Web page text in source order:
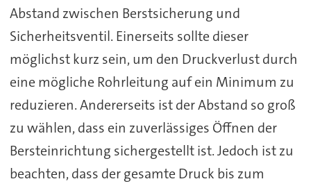
Abstand zwischen Berstsicherung und
Sicherheitsventil. Einerseits sollte dieser
möglichst kurz sein, um den Druckverlust durch
eine mögliche Rohrleitung auf ein Minimum zu
reduzieren. Andererseits ist der Abstand so groß
zu wählen, dass ein zuverlässiges Öffnen der
Bersteinrichtung sichergestellt ist. Jedoch ist zu
beachten, dass der gesamte Druck bis zum